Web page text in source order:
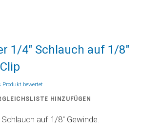
1/4" Schlauch auf 1/8"
Produkt bewertet
HINZUFÜGEN
auf 1/8'' Gewinde.